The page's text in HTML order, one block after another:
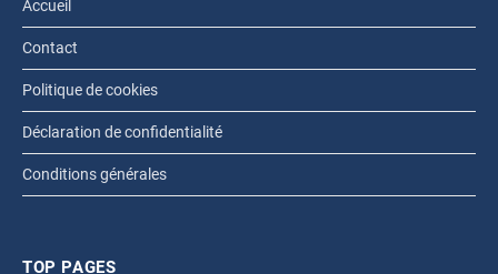
Accueil
Contact
Politique de cookies
Déclaration de confidentialité
Conditions générales
TOP PAGES